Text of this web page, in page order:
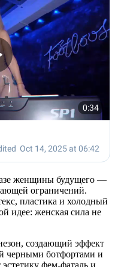
женщины будущего —
ограничений.
пластика и холодный
идее: женская сила не
создающий эффект
черными ботфортами и
фем-фаталь и